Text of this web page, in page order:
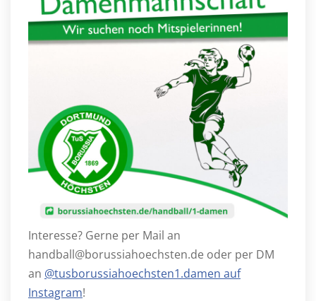
Interesse? Gerne per Mail an
handball@borussiahoechsten.de oder per DM
an @tusborussiahoechsten1.damen auf
Instagram!